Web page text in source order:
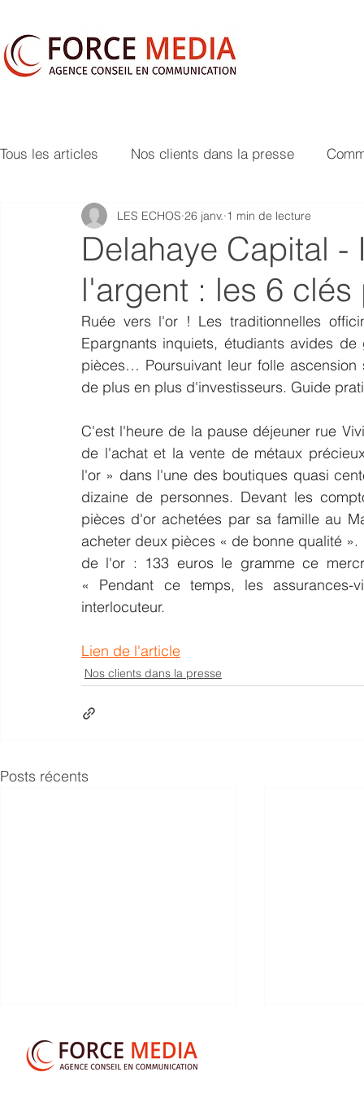
Tous les articles Nos clients dans la presse
Delahaye Capital -
l'argent : les 6
LES ECHOS 26 janv. 1 min de lecture
Ruée vers l'or ! Les traditionnelles
Epargnants inquiets, étudiants avides
pièces… Poursuivant leur folle
de plus en plus d'investisseurs. Guide
C'est l'heure de la pause déjeuner rue
de l'achat et la vente de métaux
l'or » dans l'une des boutiques quasi
dizaine de personnes. Devant les
pièces d'or achetées par sa famille au
acheter deux pièces « de bonne qualité
de l'or : 133 euros le gramme ce
« Pendant ce temps, les
interlocuteur.
Lien de l'article
Nos clients dans la presse
Posts récents